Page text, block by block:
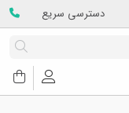
دسترسی سریع